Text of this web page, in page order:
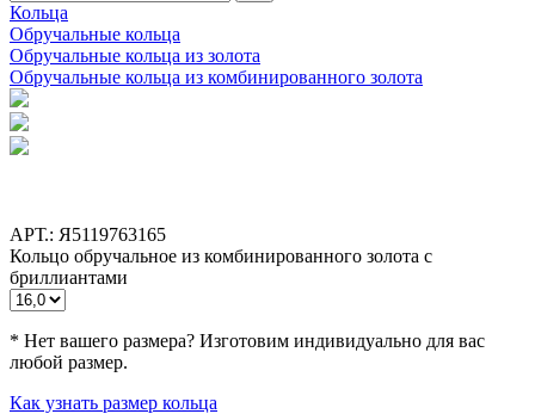
Кольца
Обручальные кольца
Обручальные кольца из золота
Обручальные кольца из комбинированного золота
АРТ.: Я5119763165
Кольцо обручальное из комбинированного золота с
бриллиантами
* Нет вашего размера? Изготовим индивидуально для вас
любой размер.
Как узнать размер кольца